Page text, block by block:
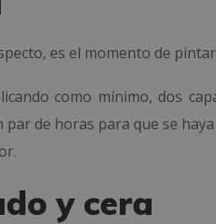
es el momento de
como mínimo, dos
par de horas para que se
y cera